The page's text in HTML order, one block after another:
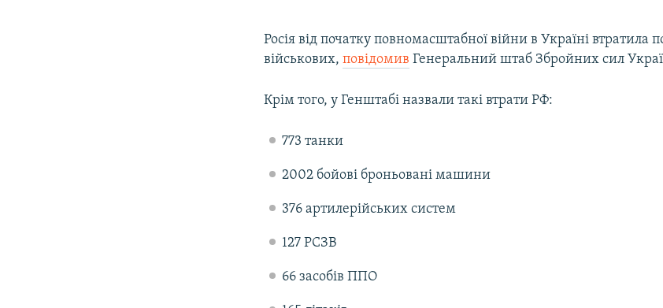
Росія від початку повномасштабної війни в Україні втратила
військових,повідомив Генеральний штаб Збройних сил
Крім того, у Генштабі назвали такі втрати РФ:
773 танки
2002 бойові броньовані машини
376 артилерійських систем
127 РСЗВ
66 засобів ППО